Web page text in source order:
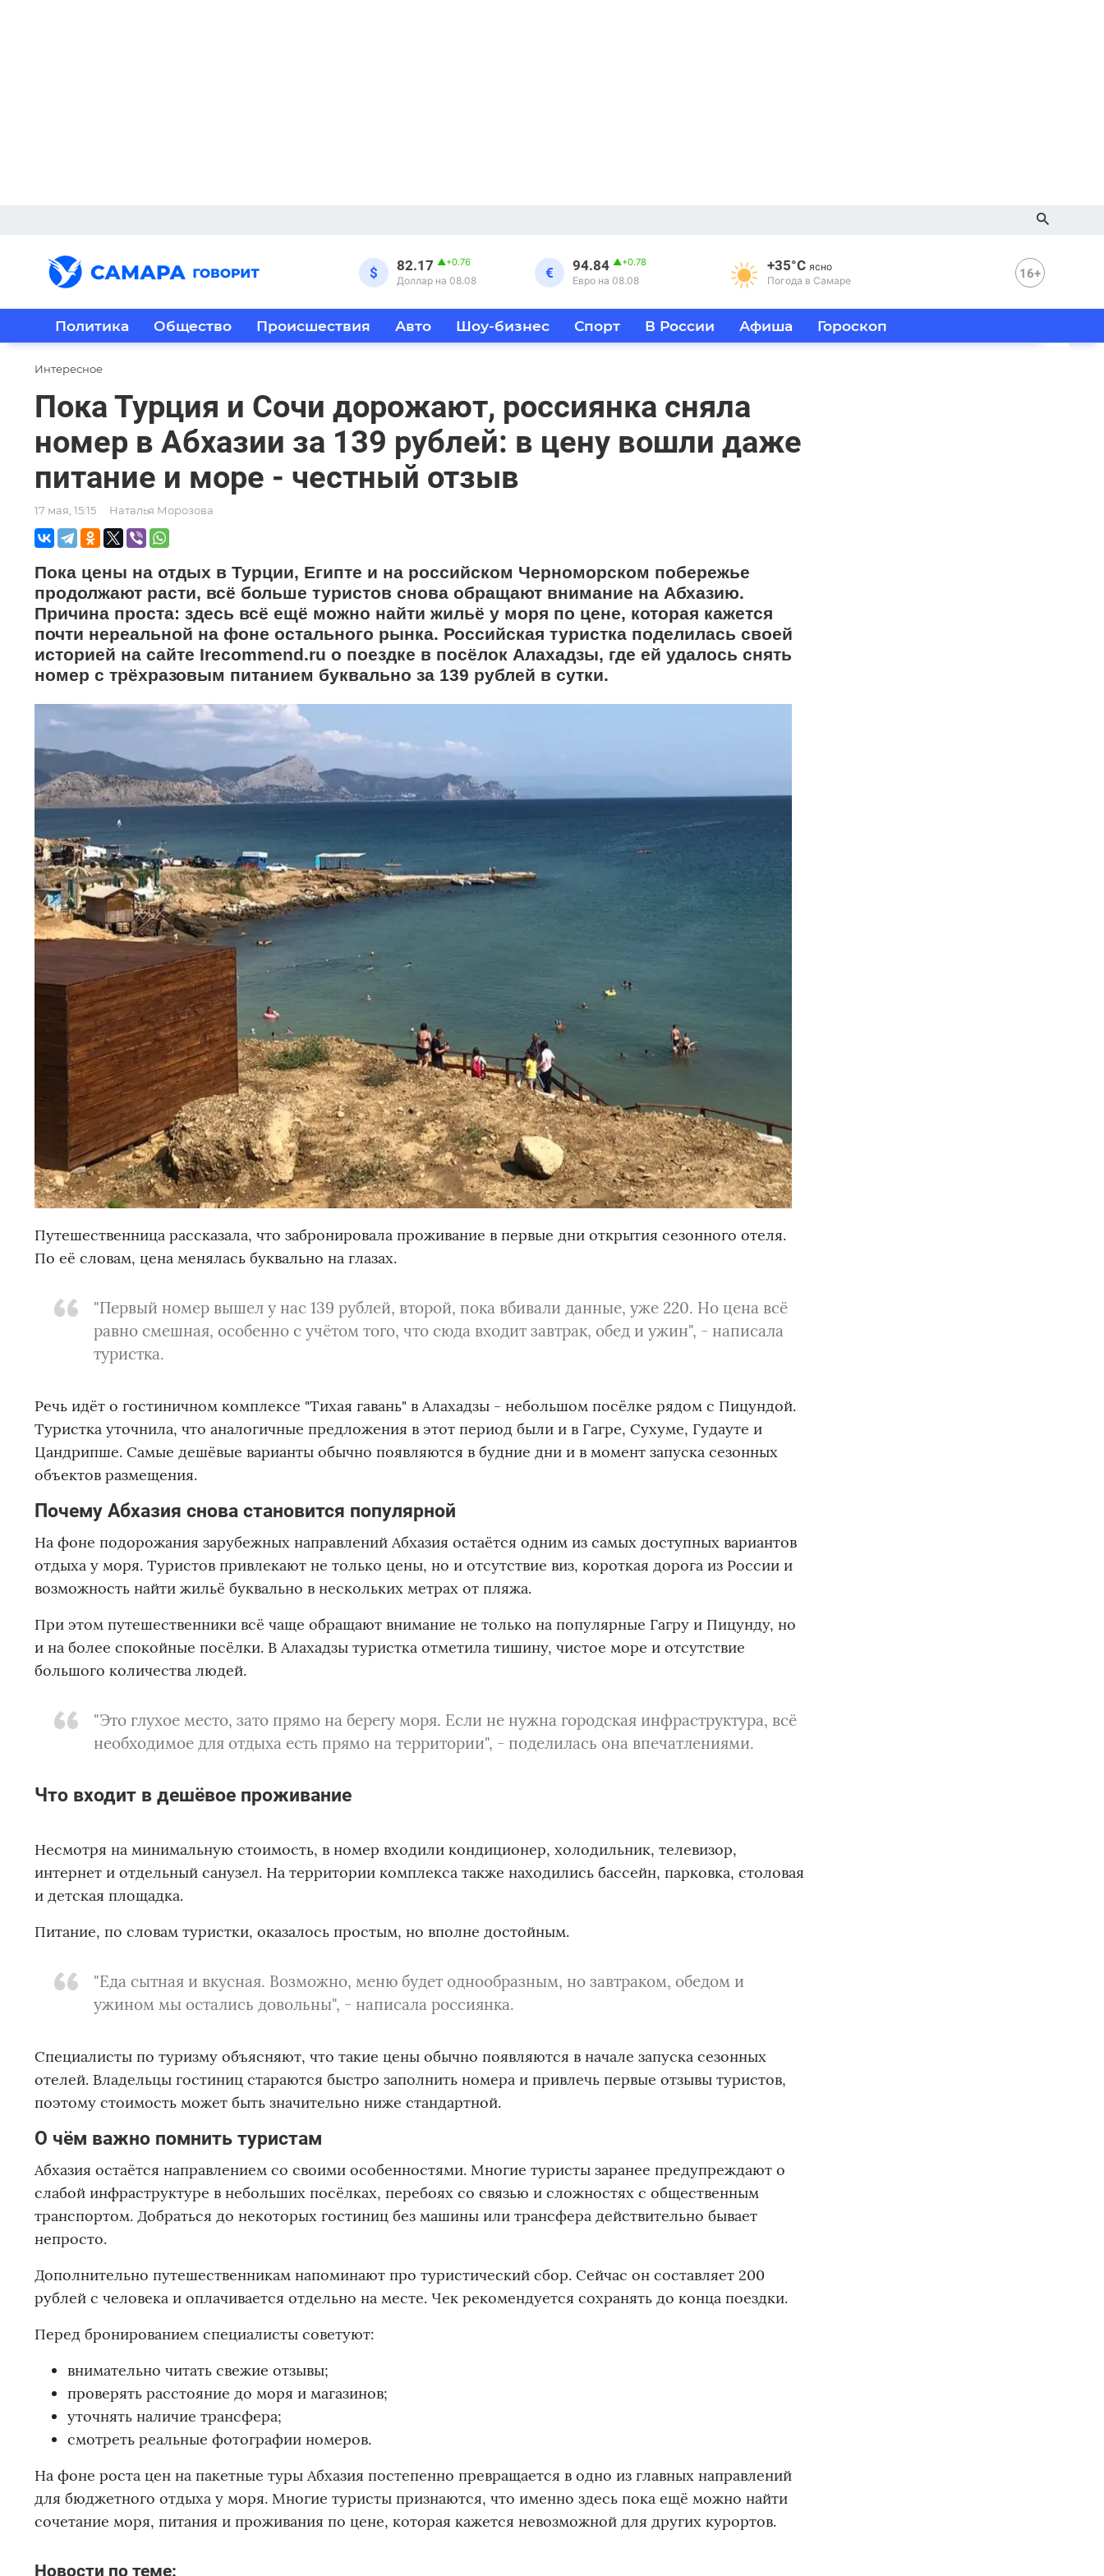
$ 82.17 ▲+0.76
Доллар на 08.08 € 94.84 ▲+0.78
Евро на 08.08
+35°C ясно
Погода в Самаре
16+
Политика Общество Происшествия Авто Шоу-бизнес Спорт В России Афиша Гороскоп
Интересное
Пока Турция и Сочи дорожают, россиянка сняла
номер в Абхазии за 139 рублей: в цену вошли даже
питание и море - честный отзыв
17 мая, 15:15 Наталья Морозова
Пока цены на отдых в Турции, Египте и на российском Черноморском побережье
продолжают расти, всё больше туристов снова обращают внимание на Абхазию.
Причина проста: здесь всё ещё можно найти жильё у моря по цене, которая кажется
почти нереальной на фоне остального рынка. Российская туристка поделилась своей
историей на сайте Irecommend.ru о поездке в посёлок Алахадзы, где ей удалось снять
номер с трёхразовым питанием буквально за 139 рублей в сутки.
Путешественница рассказала, что забронировала проживание в первые дни открытия сезонного отеля.
По её словам, цена менялась буквально на глазах.
"Первый номер вышел у нас 139 рублей, второй, пока вбивали данные, уже 220. Но цена всё
равно смешная, особенно с учётом того, что сюда входит завтрак, обед и ужин", - написала
туристка.
Речь идёт о гостиничном комплексе "Тихая гавань" в Алахадзы - небольшом посёлке рядом с Пицундой.
Туристка уточнила, что аналогичные предложения в этот период были и в Гагре, Сухуме, Гудауте и
Цандрипше. Самые дешёвые варианты обычно появляются в будние дни и в момент запуска сезонных
объектов размещения.
Почему Абхазия снова становится популярной
На фоне подорожания зарубежных направлений Абхазия остаётся одним из самых доступных вариантов
отдыха у моря. Туристов привлекают не только цены, но и отсутствие виз, короткая дорога из России и
возможность найти жильё буквально в нескольких метрах от пляжа.
При этом путешественники всё чаще обращают внимание не только на популярные Гагру и Пицунду, но
и на более спокойные посёлки. В Алахадзы туристка отметила тишину, чистое море и отсутствие
большого количества людей.
"Это глухое место, зато прямо на берегу моря. Если не нужна городская инфраструктура, всё
необходимое для отдыха есть прямо на территории", - поделилась она впечатлениями.
Что входит в дешёвое проживание
Несмотря на минимальную стоимость, в номер входили кондиционер, холодильник, телевизор,
интернет и отдельный санузел. На территории комплекса также находились бассейн, парковка, столовая
и детская площадка.
Питание, по словам туристки, оказалось простым, но вполне достойным.
"Еда сытная и вкусная. Возможно, меню будет однообразным, но завтраком, обедом и
ужином мы остались довольны", - написала россиянка.
Специалисты по туризму объясняют, что такие цены обычно появляются в начале запуска сезонных
отелей. Владельцы гостиниц стараются быстро заполнить номера и привлечь первые отзывы туристов,
поэтому стоимость может быть значительно ниже стандартной.
О чём важно помнить туристам
Абхазия остаётся направлением со своими особенностями. Многие туристы заранее предупреждают о
слабой инфраструктуре в небольших посёлках, перебоях со связью и сложностях с общественным
транспортом. Добраться до некоторых гостиниц без машины или трансфера действительно бывает
непросто.
Дополнительно путешественникам напоминают про туристический сбор. Сейчас он составляет 200
рублей с человека и оплачивается отдельно на месте. Чек рекомендуется сохранять до конца поездки.
Перед бронированием специалисты советуют:
внимательно читать свежие отзывы;
проверять расстояние до моря и магазинов;
уточнять наличие трансфера;
смотреть реальные фотографии номеров.
На фоне роста цен на пакетные туры Абхазия постепенно превращается в одно из главных направлений
для бюджетного отдыха у моря. Многие туристы признаются, что именно здесь пока ещё можно найти
сочетание моря, питания и проживания по цене, которая кажется невозможной для других курортов.
Новости по теме: